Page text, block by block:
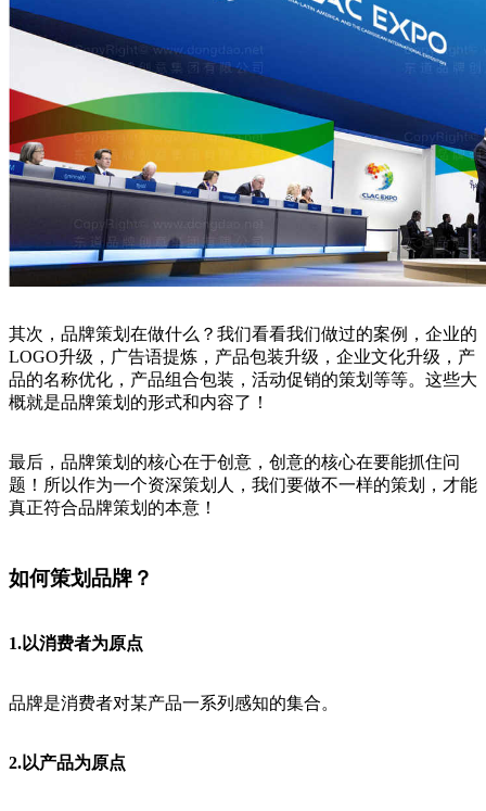
其次，品牌策划在做什么？我们看看我们做过的案例，企业的
LOGO升级，广告语提炼，产品包装升级，企业文化升级，产
品的名称优化，产品组合包装，活动促销的策划等等。这些大
概就是品牌策划的形式和内容了！
最后，品牌策划的核心在于创意，创意的核心在要能抓住问
题！所以作为一个资深策划人，我们要做不一样的策划，才能
真正符合品牌策划的本意！
如何策划品牌？
1.以消费者为原点
品牌是消费者对某产品一系列感知的集合。
2.以产品为原点